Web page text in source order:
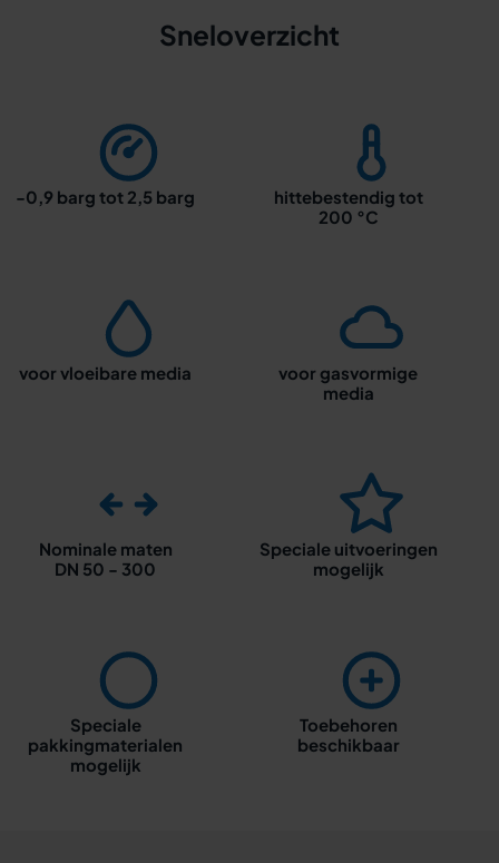
Sneloverzicht
-0,9 barg tot 2,5 barg
hittebestendig tot
200 °C
voor vloeibare media
voor gasvormige
media
Nominale maten
DN 50 - 300
Speciale uitvoeringen
mogelijk
Speciale
pakkingmaterialen
mogelijk
Toebehoren
beschikbaar